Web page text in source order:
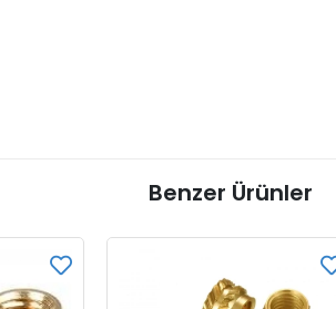
Benzer Ürünler